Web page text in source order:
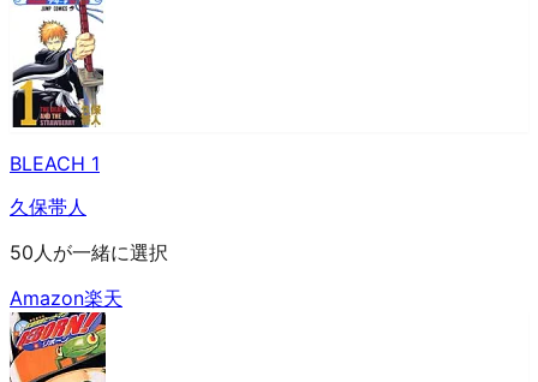
BLEACH 1
久保帯人
50人が一緒に選択
Amazon楽天